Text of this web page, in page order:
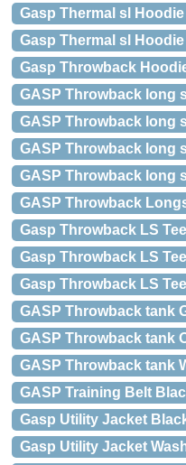
Gasp Thermal sl
Gasp Thermal sl
Gasp Throwback
GASP Throwback long
GASP Throwback long
GASP Throwback long
GASP Throwback long
GASP Throwback
Gasp Throwback LS
Gasp Throwback LS
Gasp Throwback LS
GASP Throwback tank
GASP Throwback tank
GASP Throwback tank
GASP Training Belt
Gasp Utility Jacket
Gasp Utility Jacket